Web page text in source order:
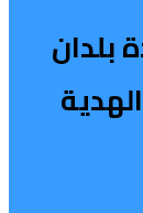
بلدان